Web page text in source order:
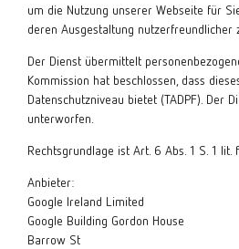
um die Nutzung unserer Webseite für
deren Ausgestaltung nutzerfreundlicher
Der Dienst übermittelt
Kommission hat beschlossen, dass
Datenschutzniveau bietet (TADPF). Der
unterworfen.
Rechtsgrundlage ist Art. 6 Abs. 1 S. 1 lit.
Anbieter:
Google Ireland Limited
Google Building Gordon House
Barrow St